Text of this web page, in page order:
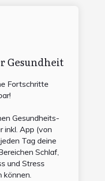
Gesundheit
Fortschritte
Gesundheits-
inkl. App (von
Tag deine
Schlaf,
und Stress
können.